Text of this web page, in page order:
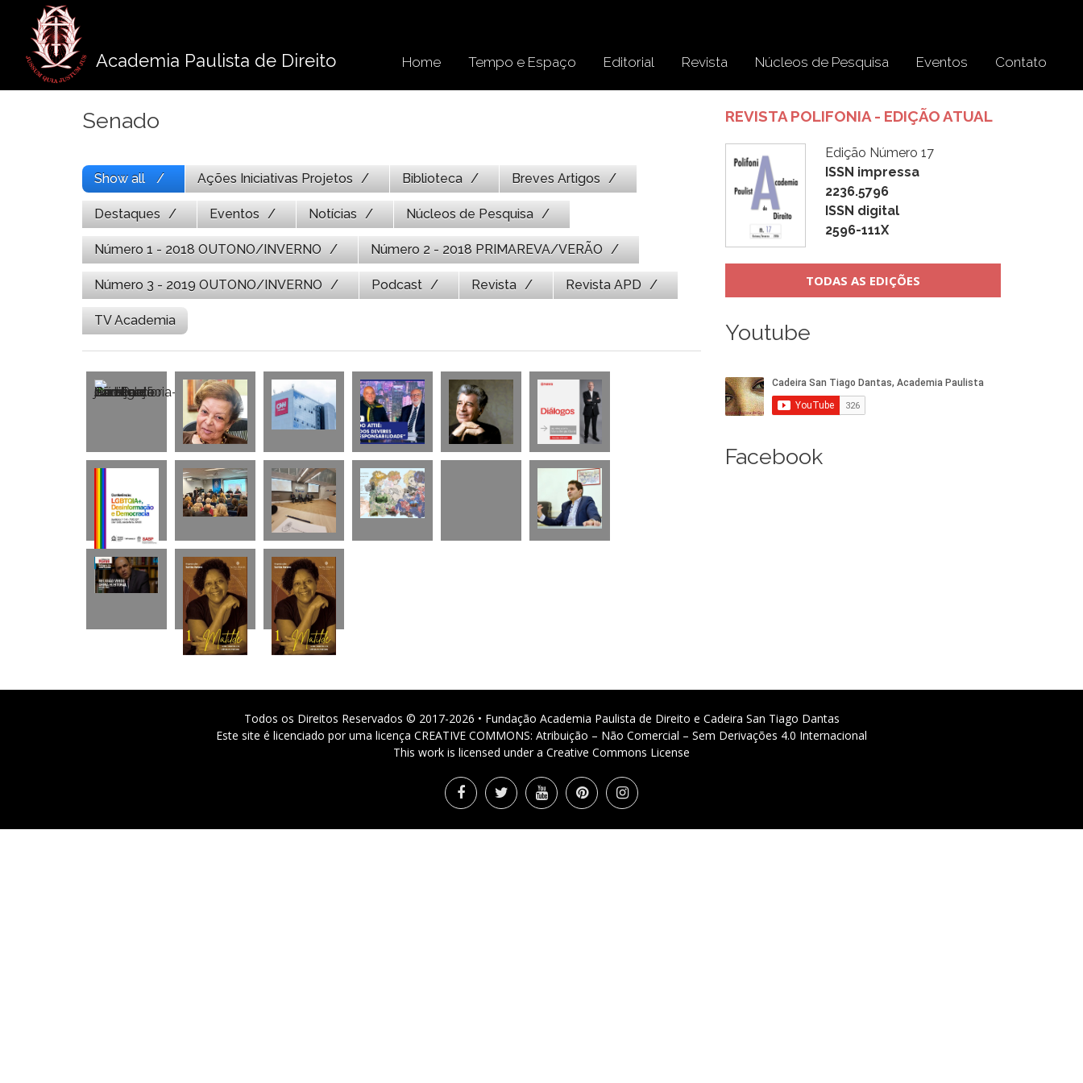
conteúdo
Academia Paulista de Direito Home Tempo e Espaço Editorial Revista Núcleos de Pesquisa Eventos Contato
Senado
Show all Ações Iniciativas Projetos Biblioteca Breves Artigos
Destaques Eventos Notícias Núcleos de Pesquisa
Número 1 - 2018 OUTONO/INVERNO Número 2 - 2018 PRIMAREVA/VERÃO
Número 3 - 2019 OUTONO/INVERNO Podcast Revista Revista APD
TV Academia
REVISTA POLIFONIA - EDIÇÃO ATUAL
Edição Número 17
ISSN impressa
2236.5796
ISSN digital
2596-111X
TODAS AS EDIÇÕES
Youtube
Facebook
Todos os Direitos Reservados © 2017-2026 • Fundação Academia Paulista de Direito e Cadeira San Tiago Dantas
Este site é licenciado por uma licença CREATIVE COMMONS: Atribuição – Não Comercial – Sem Derivações 4.0 Internacional
This work is licensed under a Creative Commons License